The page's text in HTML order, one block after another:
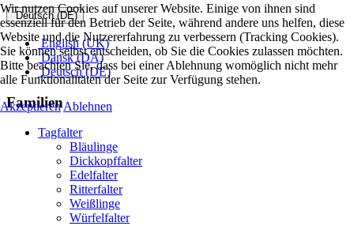
Deutsch (DE)
English (UK)
Dansk (DA)
Deutsch (DE)
Familien
Tagfalter
Bläulinge
Dickkopffalter
Edelfalter
Ritterfalter
Weißlinge
Würfelfalter
Wir nutzen Cookies auf unserer Website. Einige von ihnen sind
essenziell für den Betrieb der Seite, während andere uns helfen, diese
Website und die Nutzererfahrung zu verbessern (Tracking Cookies).
Sie können selbst entscheiden, ob Sie die Cookies zulassen möchten.
Bitte beachten Sie, dass bei einer Ablehnung womöglich nicht mehr
alle Funktionalitäten der Seite zur Verfügung stehen.
Akzeptieren Ablehnen